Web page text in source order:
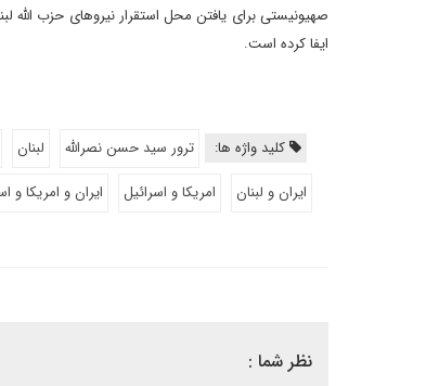
صهیونیستی برای یافتن محل استقرار نیروهای حزب الله
ایفا کرده است.
کلید واژه ها: ترور سید حسن نصرالله لبنان
ایران و لبنان
امریکا و اسرائیل ایران و امریکا و
نظر شما :